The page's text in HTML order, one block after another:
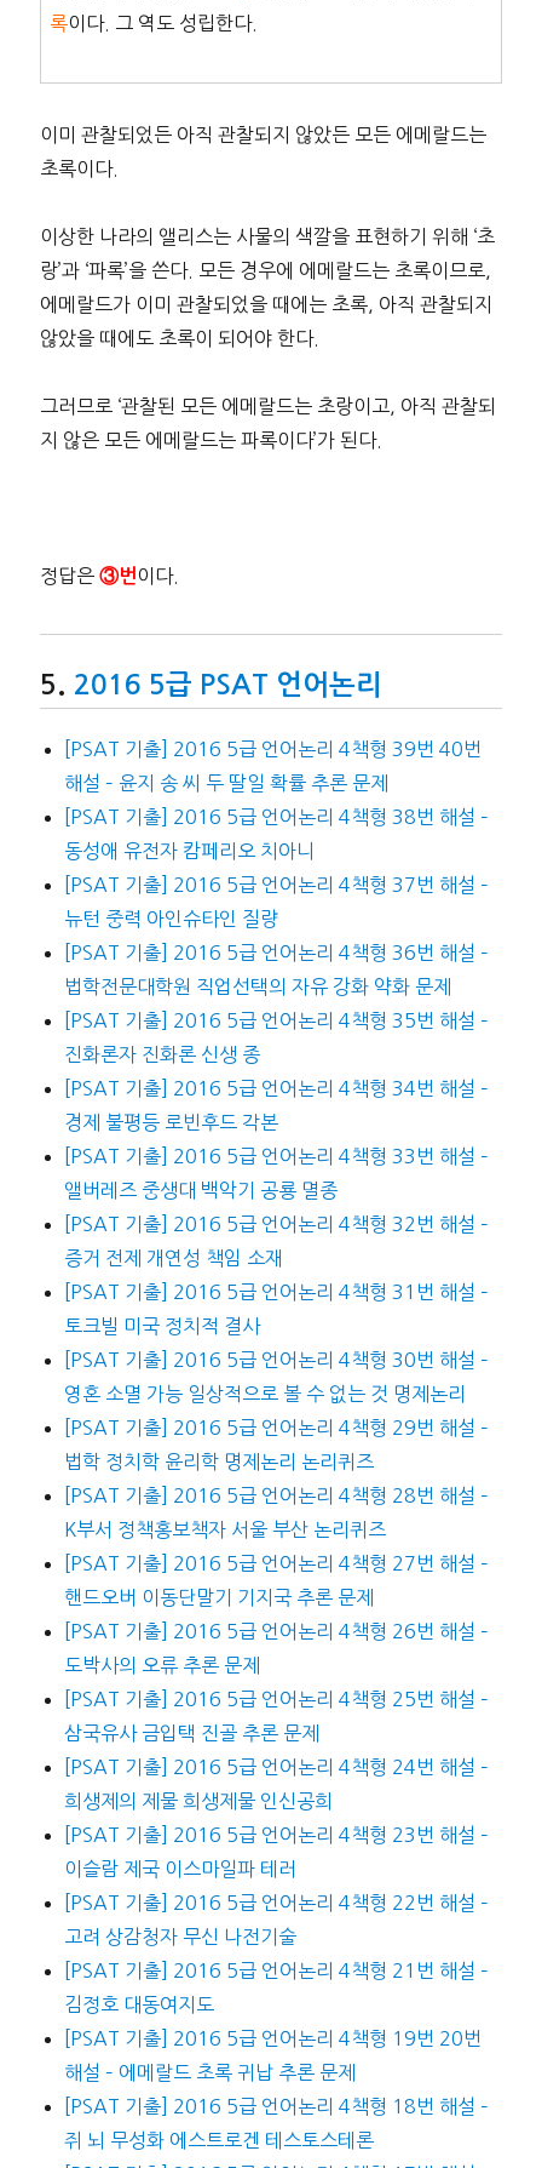
록이다. 그 역도 성립한다.
이미 관찰되었든 아직 관찰되지 않았든 모든 에메랄드는
초록이다.
이상한 나라의 앨리스는 사물의 색깔을 표현하기 위해 ‘초
랑’과 ‘파록’을 쓴다. 모든 경우에 에메랄드는 초록이므로,
에메랄드가 이미 관찰되었을 때에는 초록, 아직 관찰되지
않았을 때에도 초록이 되어야 한다.
그러므로 ‘관찰된 모든 에메랄드는 초랑이고, 아직 관찰되
지 않은 모든 에메랄드는 파록이다’가 된다.
정답은③번 이다.
2016 5급 PSAT 언어논리
[PSAT 기출] 2016 5급 언어논리 4책형 39번 40번
해설 – 윤지 송 씨 두 딸일 확률 추론 문제
[PSAT 기출] 2016 5급 언어논리 4책형 38번 해설 –
동성애 유전자 캄페리오 치아니
[PSAT 기출] 2016 5급 언어논리 4책형 37번 해설 –
뉴턴 중력 아인슈타인 질량
[PSAT 기출] 2016 5급 언어논리 4책형 36번 해설 –
법학전문대학원 직업선택의 자유 강화 약화 문제
[PSAT 기출] 2016 5급 언어논리 4책형 35번 해설 –
진화론자 진화론 신생 종
[PSAT 기출] 2016 5급 언어논리 4책형 34번 해설 –
경제 불평등 로빈후드 각본
[PSAT 기출] 2016 5급 언어논리 4책형 33번 해설 –
앨버레즈 중생대 백악기 공룡 멸종
[PSAT 기출] 2016 5급 언어논리 4책형 32번 해설 –
증거 전제 개연성 책임 소재
[PSAT 기출] 2016 5급 언어논리 4책형 31번 해설 –
토크빌 미국 정치적 결사
[PSAT 기출] 2016 5급 언어논리 4책형 30번 해설 –
영혼 소멸 가능 일상적으로 볼 수 없는 것 명제논리
[PSAT 기출] 2016 5급 언어논리 4책형 29번 해설 –
법학 정치학 윤리학 명제논리 논리퀴즈
[PSAT 기출] 2016 5급 언어논리 4책형 28번 해설 –
K부서 정책홍보책자 서울 부산 논리퀴즈
[PSAT 기출] 2016 5급 언어논리 4책형 27번 해설 –
핸드오버 이동단말기 기지국 추론 문제
[PSAT 기출] 2016 5급 언어논리 4책형 26번 해설 –
도박사의 오류 추론 문제
[PSAT 기출] 2016 5급 언어논리 4책형 25번 해설 –
삼국유사 금입택 진골 추론 문제
[PSAT 기출] 2016 5급 언어논리 4책형 24번 해설 –
희생제의 제물 희생제물 인신공희
[PSAT 기출] 2016 5급 언어논리 4책형 23번 해설 –
이슬람 제국 이스마일파 테러
[PSAT 기출] 2016 5급 언어논리 4책형 22번 해설 –
고려 상감청자 무신 나전기술
[PSAT 기출] 2016 5급 언어논리 4책형 21번 해설 –
김정호 대동여지도
[PSAT 기출] 2016 5급 언어논리 4책형 19번 20번
해설 – 에메랄드 초록 귀납 추론 문제
[PSAT 기출] 2016 5급 언어논리 4책형 18번 해설 –
쥐 뇌 무성화 에스트로겐 테스토스테론